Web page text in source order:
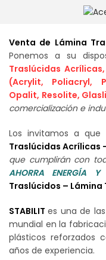
Venta de Lámina
Ponemos a su
Traslúcidas
(Acrylit, Poliacryl,
Opalit, Resolite,
comercialización e
Los invitamos a que
Traslúcidas Acrílicas
que cumplirán con
AHORRA ENERGÍA Y
Traslúcidos – Lámina
STABILITes una de
mundial en la
plásticos reforzados
años de experiencia.
AVISO DE SEGURIDAD
de